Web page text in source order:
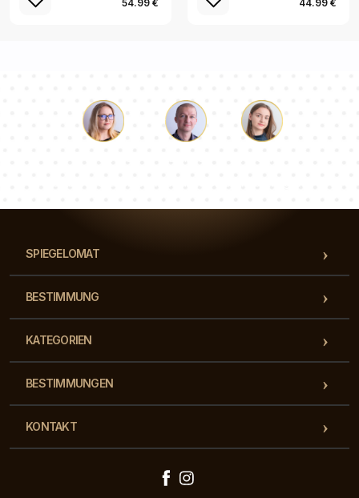
54.99 € 44.99 €
SPIEGELOMAT
BESTIMMUNG
KATEGORIEN
BESTIMMUNGEN
KONTAKT